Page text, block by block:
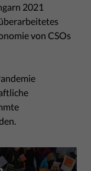
2021
von CSOs